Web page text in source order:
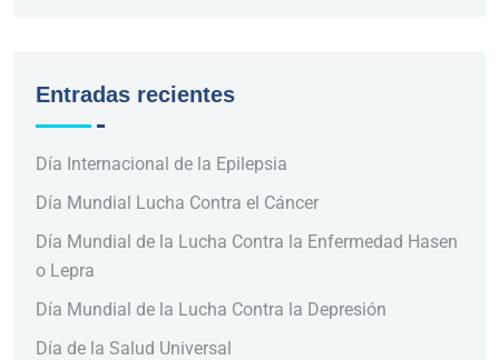
Entradas recientes
Día Internacional de la Epilepsia
Día Mundial Lucha Contra el Cáncer
Día Mundial de la Lucha Contra la Enfermedad Hasen
o Lepra
Día Mundial de la Lucha Contra la Depresión
Día de la Salud Universal